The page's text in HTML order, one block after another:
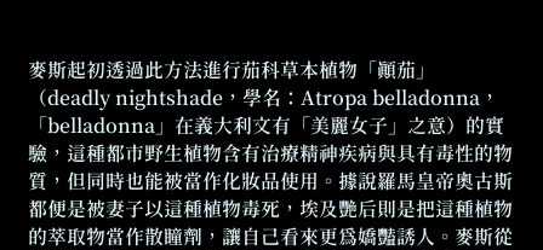
麥斯起初透過此方法進行茄科草本植物「顛茄」
（deadly nightshade，學名：Atropa belladonna，
「belladonna」在義大利文有「美麗女子」之意）的實
驗，這種都市野生植物含有治療精神疾病與具有毒性的物
質，但同時也能被當作化妝品使用。據說羅馬皇帝奧古斯
都便是被妻子以這種植物毒死，埃及艷后則是把這種植物
的萃取物當作散瞳劑，讓自己看來更為嬌豔誘人。麥斯從